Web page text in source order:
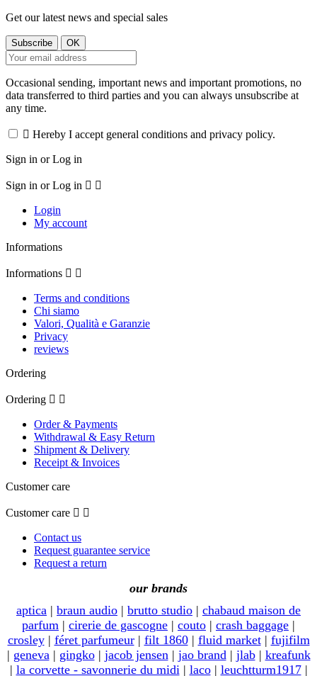
Get our latest news and special sales
Occasional sending, important news and important promotions, no
data transferred to third parties and you can always unsubscribe at
any time.
 Hereby I accept general conditions and privacy policy.
Sign in or Log in
Sign in or Log in  
Login
My account
Informations
Informations  
Terms and conditions
Chi siamo
Valori, Qualità e Garanzie
Privacy
reviews
Ordering
Ordering  
Order & Payments
Withdrawal & Easy Return
Shipment & Delivery
Receipt & Invoices
Customer care
Customer care  
Contact us
Request guarantee service
Request a return
our brands
aptica | braun audio | brutto studio | chabaud maison de
parfum | cirerie de gascogne | couto | crash baggage |
crosley| féret parfumeur| filt 1860| fluid market| fujifilm
| geneva | gingko| jacob jensen | jao brand | jlab| kreafunk
| la corvette - savonnerie du midi | laco| leuchtturm1917|